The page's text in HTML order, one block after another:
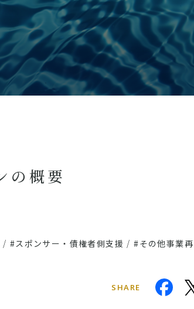
の概要
/ #スポンサー・債権者側支援 /#その他事業
SHARE